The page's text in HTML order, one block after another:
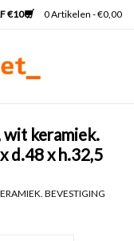
0 Artikelen - €0,00
keramiek.
d.48 x h.32,5
BEVESTIGING